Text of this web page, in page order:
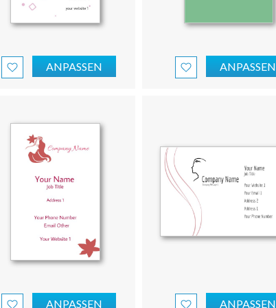
ANPASSEN ANPASSEN
ANPASSEN ANPASSEN